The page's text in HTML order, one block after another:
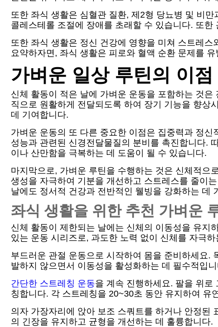
또한 좌식 생활은 심혈관 질환, 제2형 당뇨병 및 비
콜레스테롤 조절에 장애를 초래할 수 있습니다. 또
또한 좌식 생활은 정신 건강에 영향을 미쳐 스트레
요약하자면, 좌식 생활은 피로와 혈액 순환 문제를
가벼운 일상 루틴의 이점
신체 활동이 적은 날에 가벼운 운동을 포함하는 것
직으로 원활하게 전달되도록 하여 장기 기능을 향상
데 기여합니다.
가벼운 운동의 또 다른 중요한 이점은 집중력과 정
성능과 관련된 신경전달물질의 분비를 촉진합니다.
이나 산만함을 극복하는 데 도움이 될 수 있습니다.
마지막으로, 가벼운 루틴을 수행하는 것은 신체적으
생성을 자극하여 기분을 개선하고 스트레스를 줄이
날에도 정서적 건강과 전반적인 웰빙을 강화하는 데
좌식 생활을 위한 추천 가벼운
신체 활동이 제한되는 날에는 신체의 이동성을 유지
있는 운동 시리즈로, 과도한 노력 없이 신체를 자극
부드러운 관절 운동으로 시작하여 몸을 준비하세요.
발하지 않으면서 이동성을 활성화하는 데 필수적입
간단한 스트레칭 운동을 계속 진행하세요. 팔을 위로
칭합니다. 각 스트레칭을 20~30초 동안 유지하여 유
의자 가장자리에 앉아 보조 스쿼트를 하거나 안정된
의 긴장을 유지하고 균형을 개선하는 데 훌륭합니다.